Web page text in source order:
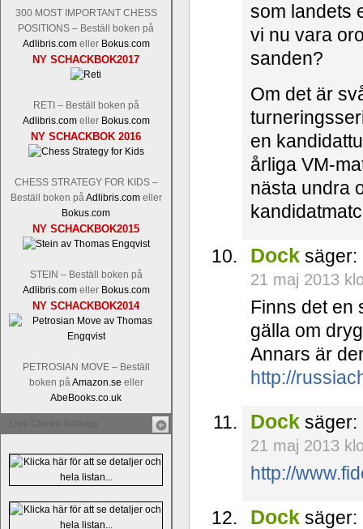
300 MOST IMPORTANT CHESS
POSITIONS – Beställ boken på
Adlibris.comeller Bokus.com
NY SCHACKBOK2017
RETI – Beställ boken på
Adlibris.comeller Bokus.com
NY SCHACKBOK 2016
CHESS STRATEGY FOR KIDS –
Beställ boken påAdlibris.comeller
Bokus.com
NY SCHACKBOK2015
STEIN – Beställ boken på
Adlibris.comeller Bokus.com
NY SCHACKBOK2014
PETROSIAN MOVE – Beställ
boken påAmazon.se eller
AbeBooks.co.uk
som landets
vi nu vara
sanden?
Om det är
en
årliga VM-
nästa undra
Dock säger:
21 maj 2013
Finns det en
gälla om
Annars är
http://
Dock säger:
21 maj 2013
http://
Dock säger: